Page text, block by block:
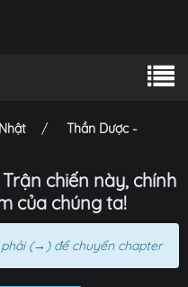
Thần Dược -
chiến này, chính
của chúng ta!
(→) để chuyển chapter